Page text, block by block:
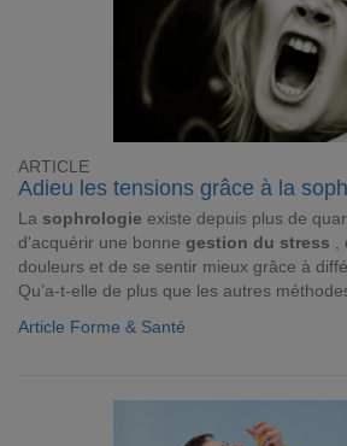
ARTICLE
Adieu les tensions grâce à la
La sophrologie existe depuis plus de
d'acquérir une bonne gestion du stress
douleurs et de se sentir mieux grâce à
Qu’a-t-elle de plus que les autres
Article Forme & Santé